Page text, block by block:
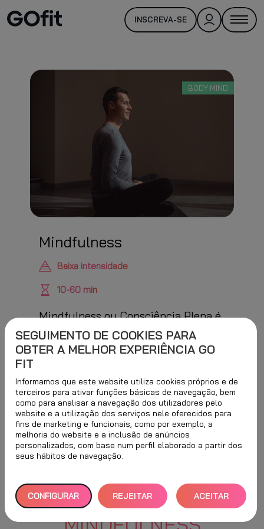
INSCREVA-SE
BODY MIND
Mindfulness
Baixa intensidade
10-60 min
Mindfulness ou Consciência Plena é
uma maneira de prestar atenção – a
nós próprios, aos outros e ao mundo
resiliência, adotando maneiras de ser
e agir mais positivas e eficazes.
BENEFÍCIOS DE
SEGUIMENTO DE COOKIES PARA
OBTER A MELHOR EXPERIÊNCIA GO
FIT
Informamos que este website utiliza cookies próprios e de
terceiros para ativar funções básicas de navegação, bem
como para analisar a navegação dos utilizadores pelo
website e a utilização dos serviços nele oferecidos para
fins de marketing e funcionais, como por exemplo, a
melhoria do website e a inclusão de anúncios
personalizados, com base num perfil elaborado a partir dos
seus hábitos de navegação.
CONFIGURAR REJEITAR
TUDO
ACEITAR
TODOS